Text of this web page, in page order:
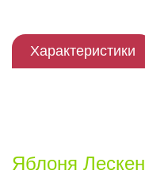
Характеристики
Яблоня Лескен